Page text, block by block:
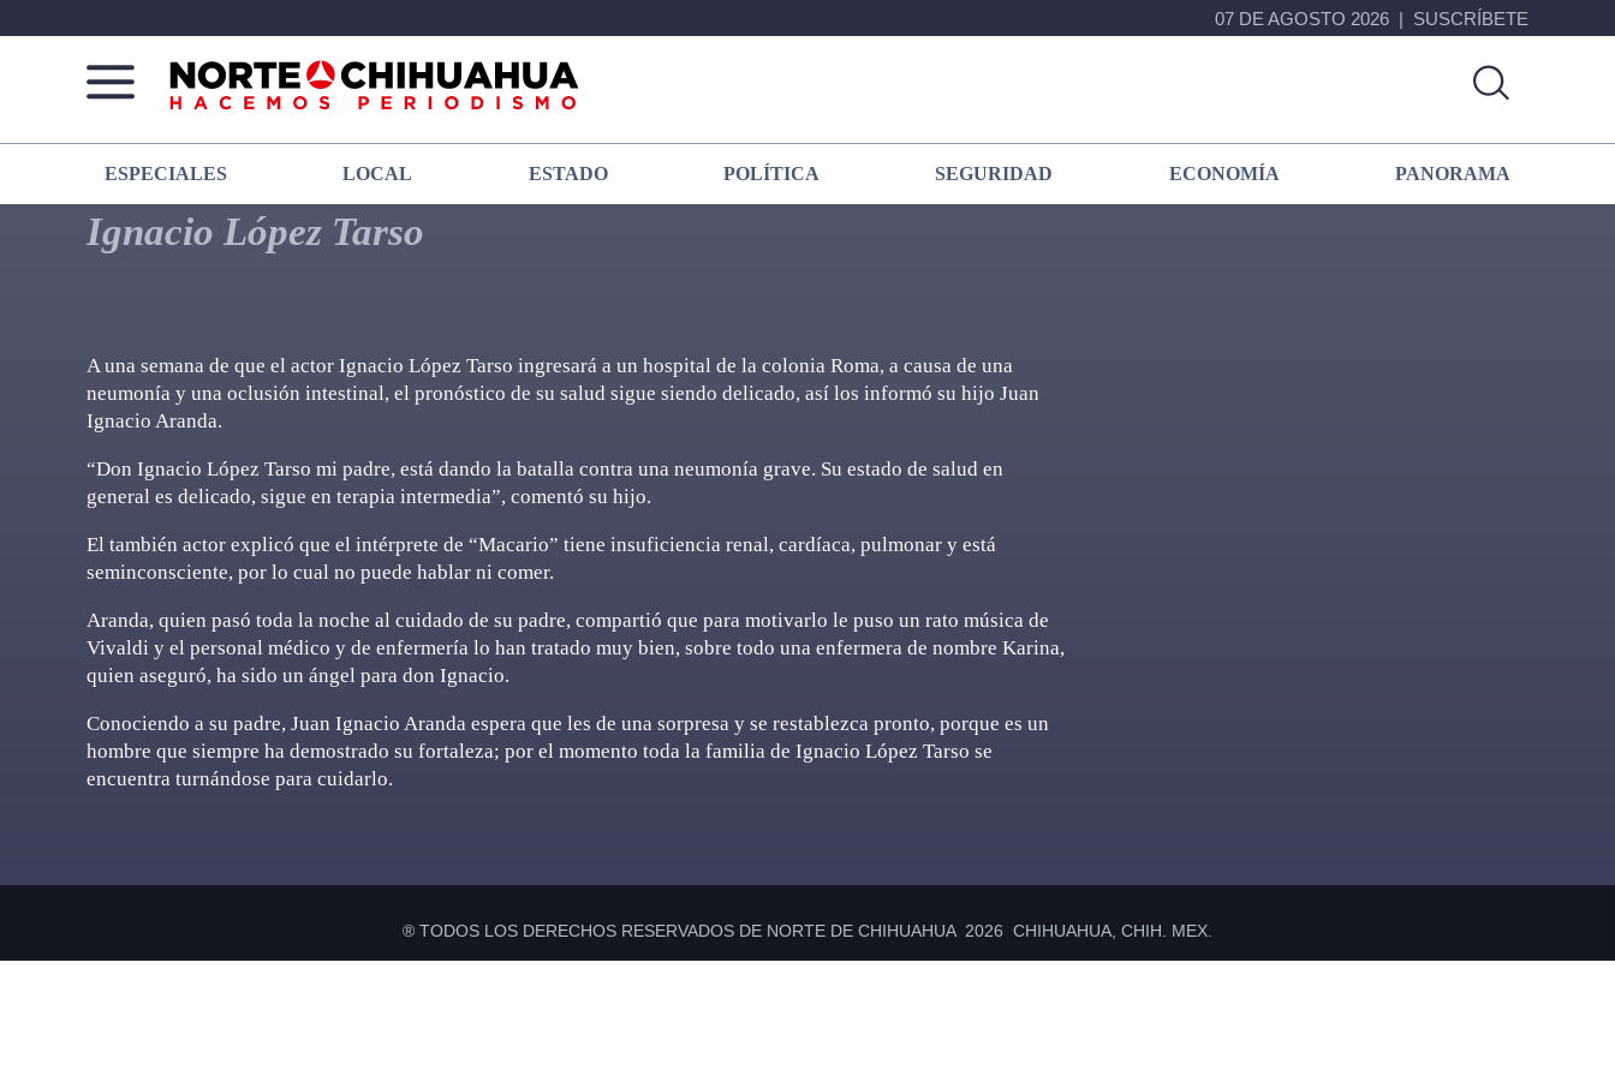
07 DE AGOSTO 2026 SUSCRÍBETE
Norte
De
Chihuahua
Más
que
noticias,
hacemos periodismo
ESPECIALES LOCAL ESTADO POLÍTICA SEGURIDAD ECONOMÍA PANORAMA
Ignacio López Tarso
A una semana de que el actor Ignacio López Tarso ingresará a un hospital de la colonia Roma, a causa de una
neumonía y una oclusión intestinal, el pronóstico de su salud sigue siendo delicado, así los informó su hijo Juan
Ignacio Aranda.
“Don Ignacio López Tarso mi padre, está dando la batalla contra una neumonía grave. Su estado de salud en
general es delicado, sigue en terapia intermedia”, comentó su hijo.
El también actor explicó que el intérprete de “Macario” tiene insuficiencia renal, cardíaca, pulmonar y está
seminconsciente, por lo cual no puede hablar ni comer.
Aranda, quien pasó toda la noche al cuidado de su padre, compartió que para motivarlo le puso un rato música de
Vivaldi y el personal médico y de enfermería lo han tratado muy bien, sobre todo una enfermera de nombre Karina,
quien aseguró, ha sido un ángel para don Ignacio.
Conociendo a su padre, Juan Ignacio Aranda espera que les de una sorpresa y se restablezca pronto, porque es un
hombre que siempre ha demostrado su fortaleza; por el momento toda la familia de Ignacio López Tarso se
encuentra turnándose para cuidarlo.
® TODOS LOS DERECHOS RESERVADOS DE NORTE DE CHIHUAHUA 2026 CHIHUAHUA, CHIH. MEX.